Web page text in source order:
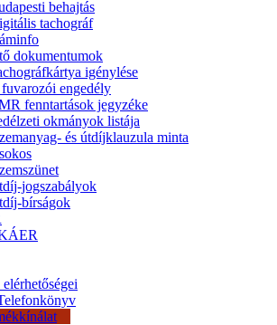
behajtás
tachográf
dokumentumok
igénylése
engedély
fenntartások jegyzéke
okmányok listája
és útdíjklauzula minta
jogszabályok
bírságok